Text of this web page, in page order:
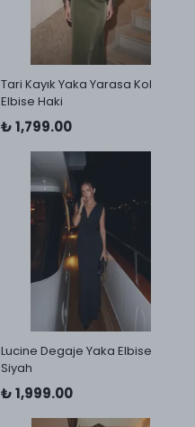
Tari Kayık Yaka Yarasa Kol
Elbise Haki
₺ 1,799.00
Lucine Degaje Yaka Elbise
Siyah
₺ 1,999.00